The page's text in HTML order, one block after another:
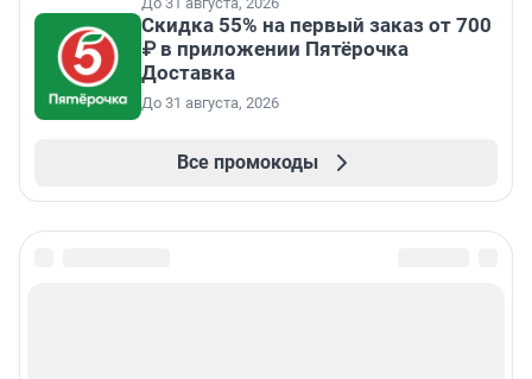
Скидка 55% на первый заказ от 700
₽ в приложении Пятёрочка
Доставка
До 31 августа, 2026
Все промокоды